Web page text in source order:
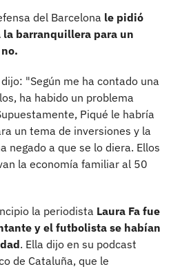
del Barcelona le pidió
la barranquillera para un
"Según me ha contado una
ha habido un problema
Piqué le habría
un tema de inversiones y la
negado a que se lo diera. Ellos
la economía familiar al 50
la periodista Laura Fa fue
y el futbolista se habían
. Ella dijo en su podcast
de Cataluña, que le